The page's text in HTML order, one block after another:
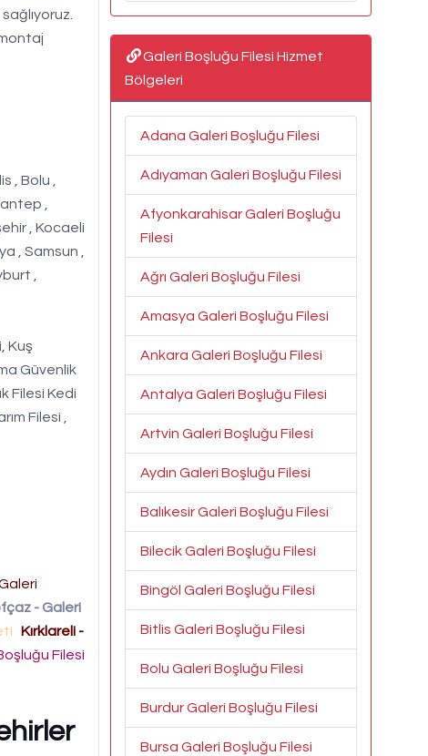
, Bolu ,
,
, Kocaeli
, Samsun ,
,
Kuş
Güvenlik
Filesi Kedi
Filesi ,
- Galeri
Kırklareli -
Filesi
Galeri Boşluğu Filesi Hizmet
Bölgeleri
Adana Galeri Boşluğu Filesi
Adıyaman Galeri Boşluğu Filesi
Afyonkarahisar Galeri Boşluğu
Filesi
Ağrı Galeri Boşluğu Filesi
Amasya Galeri Boşluğu Filesi
Ankara Galeri Boşluğu Filesi
Antalya Galeri Boşluğu Filesi
Artvin Galeri Boşluğu Filesi
Aydın Galeri Boşluğu Filesi
Balıkesir Galeri Boşluğu Filesi
Bilecik Galeri Boşluğu Filesi
Bingöl Galeri Boşluğu Filesi
Bitlis Galeri Boşluğu Filesi
Bolu Galeri Boşluğu Filesi
Burdur Galeri Boşluğu Filesi
Bursa Galeri Boşluğu Filesi